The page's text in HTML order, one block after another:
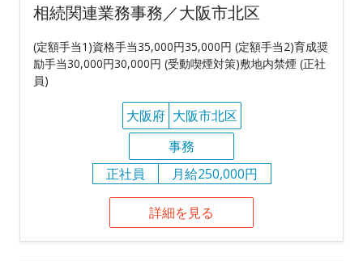
相続関連業務事務／大阪市北区
(定額手当1)資格手当35,000円35,000円 (定額手当2)育成奨
励手当30,000円30,000円 (受動喫煙対策)敷地内禁煙 (正社
員)
大阪府 大阪市北区
事務
正社員
月給250,000円
詳細を見る